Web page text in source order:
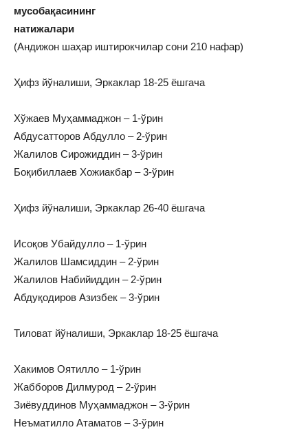
мусобақасининг
натижалари
(Андижон шаҳар иштирокчилар сони 210 нафар)
Ҳифз йўналиши, Эркаклар 18-25 ёшгача
Хўжаев Муҳаммаджон – 1-ўрин
Абдусатторов Абдулло – 2-ўрин
Жалилов Сирожиддин – 3-ўрин
Боқибиллаев Хожиакбар – 3-ўрин
Ҳифз йўналиши, Эркаклар 26-40 ёшгача
Исоқов Убайдулло – 1-ўрин
Жалилов Шамсиддин – 2-ўрин
Жалилов Набийиддин – 2-ўрин
Абдуқодиров Азизбек – 3-ўрин
Тиловат йўналиши, Эркаклар 18-25 ёшгача
Хакимов Оятилло – 1-ўрин
Жабборов Дилмурод – 2-ўрин
Зиёвуддинов Муҳаммаджон – 3-ўрин
Неъматилло Атаматов – 3-ўрин